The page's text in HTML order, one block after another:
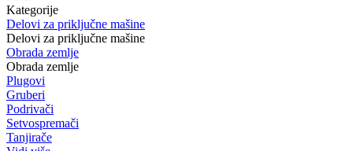
Kategorije
Delovi za priključne mašine
Delovi za priključne mašine
Obrada zemlje
Obrada zemlje
Plugovi
Gruberi
Podrivači
Setvospremači
Tanjirače